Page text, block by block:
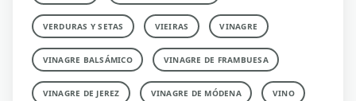
VERDURAS Y SETAS VIEIRAS VINAGRE
VINAGRE BALSÁMICO VINAGRE DE FRAMBUESA
VINAGRE DE JEREZ VINAGRE DE MÓDENA VINO